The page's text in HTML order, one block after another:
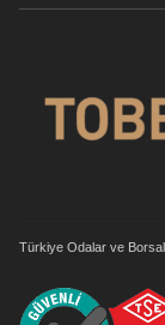
Türkiye Odalar ve